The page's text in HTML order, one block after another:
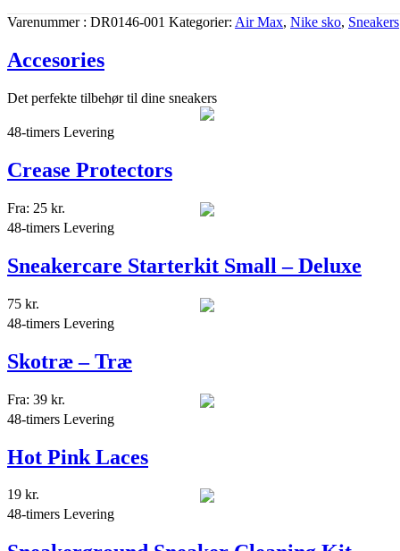
Varenummer DR0146-001 Kategorier Air Max, Nike sko, Sneakers
Accesories
Det perfekte tilbehør til dine sneakers
48-timers Levering
Crease Protectors
Fra: 25 kr.
48-timers Levering
Sneakercare Starterkit Small – Deluxe
75 kr.
48-timers Levering
Skotræ – Træ
Fra: 39 kr.
48-timers Levering
Hot Pink Laces
19 kr.
48-timers Levering